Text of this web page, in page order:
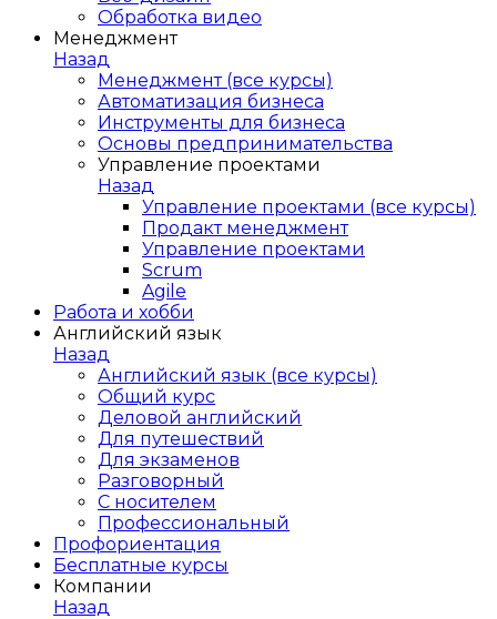
Обработка видео
Менеджмент
Назад
Менеджмент (все курсы)
Автоматизация бизнеса
Инструменты для бизнеса
Основы предпринимательства
Управление проектами
Назад
Управление проектами (все курсы)
Продакт менеджмент
Управление проектами
Scrum
Agile
Работа и хобби
Английский язык
Назад
Английский язык (все курсы)
Общий курс
Деловой английский
Для путешествий
Для экзаменов
Разговорный
С носителем
Профессиональный
Профориентация
Бесплатные курсы
Компании
Назад